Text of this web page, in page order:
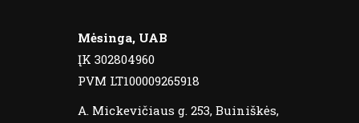
Mėsinga, UAB
ĮK 302804960
PVM LT100009265918
A. Mickevičiaus g. 253, Buiniškės,